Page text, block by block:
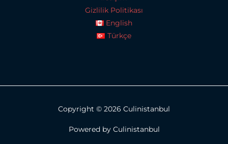
Gizlilik Politikası
English
Türkçe
Copyright © 2026 Culinistanbul
Powered by Culinistanbul